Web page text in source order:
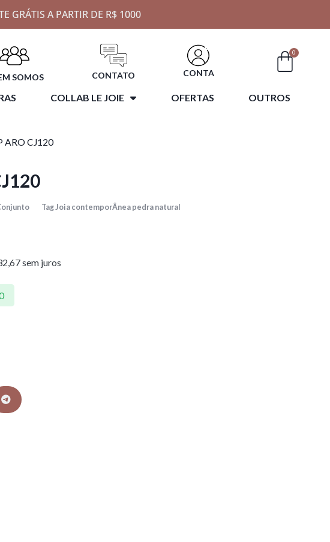
GRÁTIS A PARTIR DE R$ 1000
SOMOS CONTATO CONTA
0
COLLAB LE JOIE OFERTAS OUTROS
ARO CJ120
Tag Joia contemporÂnea pedra natural
sem juros